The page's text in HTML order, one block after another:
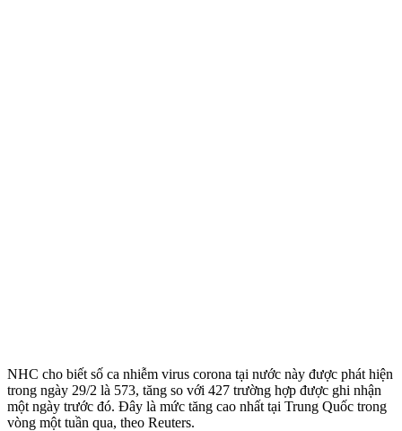
NHC cho biết số ca nhiễm virus corona tại nước này được phát hiện
trong ngày 29/2 là 573, tăng so với 427 trường hợp được ghi nhận
một ngày trước đó. Đây là mức tăng cao nhất tại Trung Quốc trong
vòng một tuần qua, theo Reuters.